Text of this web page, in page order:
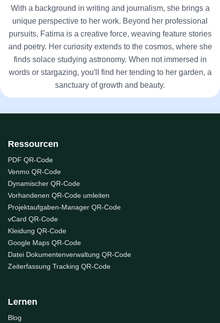
With a background in writing and journalism, she brings a
unique perspective to her work. Beyond her professional
pursuits, Fatima is a creative force, weaving feature stories
and poetry. Her curiosity extends to the cosmos, where she
finds solace studying astronomy. When not immersed in
words or stargazing, you'll find her tending to her garden, a
sanctuary of growth and beauty.
Ressourcen
PDF QR-Code
Venmo QR-Code
Dynamischer QR-Code
Vorhandenen QR-Code umleiten
Projektaufgaben-Manager QR-Code
vCard QR-Code
Kleidung QR-Code
Google Maps QR-Code
Datei Dokumentenverwaltung QR-Code
Zeiterfassung Tracking QR-Code
Lernen
Blog